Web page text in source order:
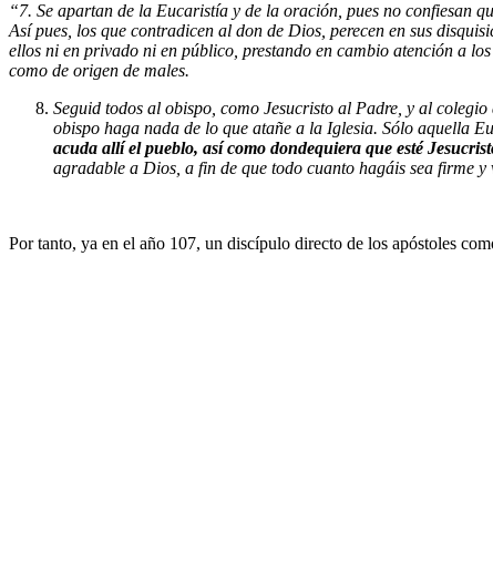
“7. Se apartan de la Eucaristía y de la oración, pues no confiesan
Así pues, los que contradicen al don de Dios, perecen en sus
ellos ni en privado ni en público, prestando en cambio atención a
como de origen de males.
Seguid todos al obispo, como Jesucristo al Padre, y al
obispo haga nada de lo que atañe a la Iglesia. Sólo aquella
acuda allí el pueblo, así como dondequiera que esté
agradable a Dios, a fin de que todo cuanto hagáis sea firme y
Por tanto, ya en el año 107, un discípulo directo de los apóstoles